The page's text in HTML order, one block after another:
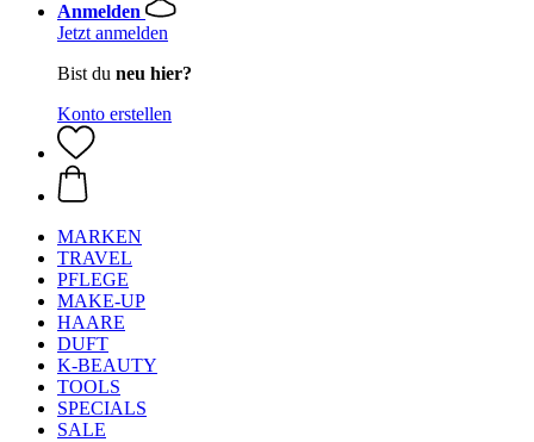
Anmelden
Jetzt anmelden
Bist du neu hier?
Konto erstellen
MARKEN
TRAVEL
PFLEGE
MAKE-UP
HAARE
DUFT
K-BEAUTY
TOOLS
SPECIALS
SALE